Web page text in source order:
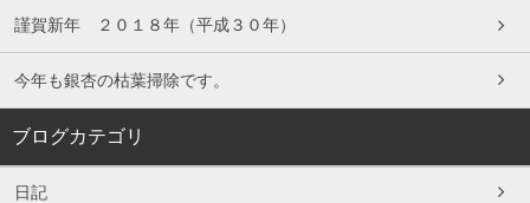
謹賀新年 ２０１８年（平成３０年）
今年も銀杏の枯葉掃除です。
ブログカテゴリ
日記